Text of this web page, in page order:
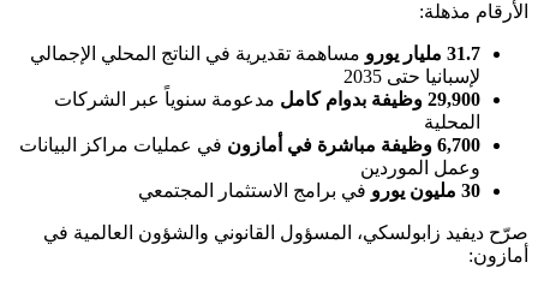
الأرقام مذهلة:
31.7 مليار يورو
مساهمة تقديرية في الناتج المحلي الإجمالي
لإسبانيا حتى 2035
29,900 وظيفة بدوام كامل
مدعومة سنوياً عبر الشركات
المحلية
6,700 وظيفة مباشرة في أمازون
في عمليات مراكز البيانات
وعمل الموردين
30 مليون يورو
في برامج الاستثمار المجتمعي
صرّح ديفيد زابولسكي، المسؤول القانوني والشؤون العالمية في
أمازون: